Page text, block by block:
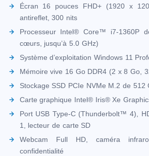
Écran 16 pouces FHD+ (1920 x
antireflet, 300 nits
Processeur Intel® Core™ i7-1360P
cœurs, jusqu’à 5.0 GHz)
Système d’exploitation Windows 11
Mémoire vive 16 Go DDR4 (2 x 8 Go,
Stockage SSD PCIe NVMe M.2 de 512
Carte graphique Intel® Iris® Xe
Port USB Type-C (Thunderbolt™ 4),
1, lecteur de carte SD
Webcam Full HD, caméra
confidentialité